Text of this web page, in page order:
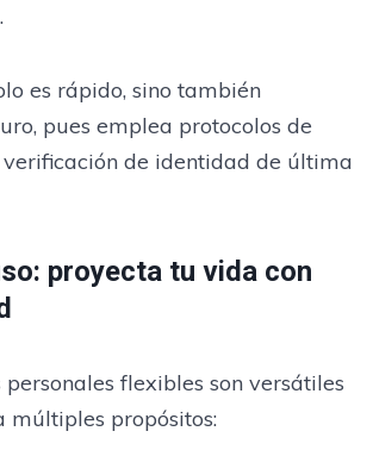
es rápido, sino también
pues emplea protocolos de
de identidad de última
proyecta tu vida con
personales flexibles son versátiles
múltiples propósitos: